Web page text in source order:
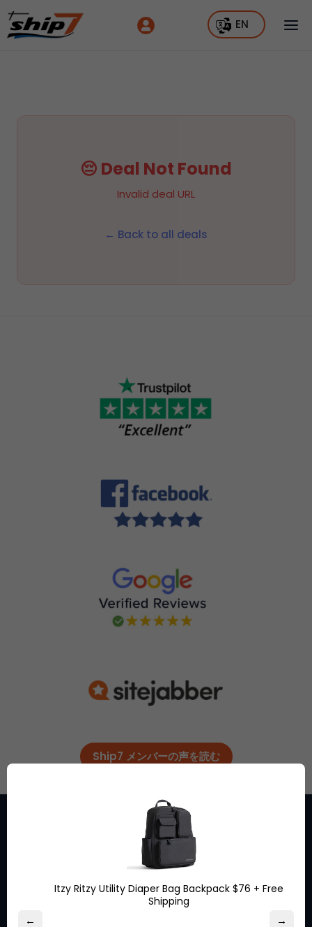
EN
😔 Deal Not Found
Invalid deal URL
← Back to all deals
Ship7 メンバーの声を読む
お気に入りのブランドからの特
別割引の機会についてオンライ
ンにとどまってください。
← →
Itzy Ritzy Utility Diaper Bag Backpack $76 + Free
Shipping